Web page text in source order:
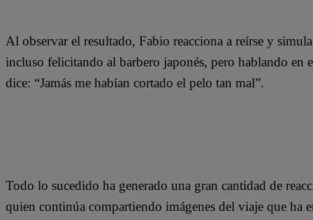
Al observar el resultado, Fabio reacciona a reírse y
incluso felicitando al barbero japonés, pero hablando en
dice: “Jamás me habían cortado el pelo tan mal”.
Todo lo sucedido ha generado una gran cantidad de
quien continúa compartiendo imágenes del viaje que ha